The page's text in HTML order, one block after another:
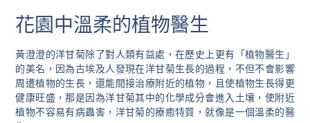
花園中溫柔的植物醫生
黃澄澄的洋甘菊除了對人類有益處，在歷史上更有「植物醫生」
的美名，因為古埃及人發現在洋甘菊生長的過程，不但不會影響
周遭植物的生長，還能間接治療附近的植物，且使植物生長得更
健康旺盛，那是因為洋甘菊其中的化學成分會進入土壤，使附近
植物不容易有病蟲害，洋甘菊的療癒特質，就像是一個溫柔的醫